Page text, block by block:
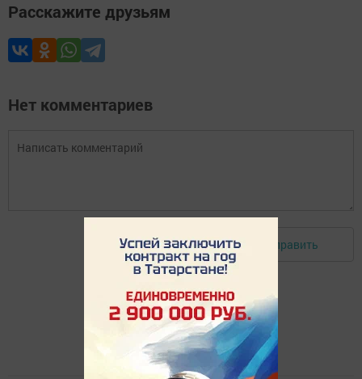
Расскажите друзьям
Нет комментариев
Авторизоваться Отправить